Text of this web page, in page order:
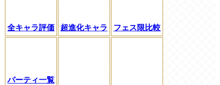
全キャラ評価 超進化キャラ フェス限比較
パーティ一覧